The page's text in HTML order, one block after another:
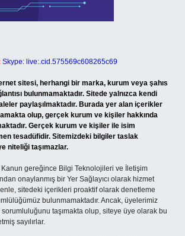
Skype: live:.cid.575569c608265c69
sitesi, herhangi bir marka, kurum veya şahıs
bulunmamaktadır. Sitede yalnızca kendi
paylaşılmaktadır. Burada yer alan içerikler
olup, gerçek kurum ve kişiler hakkında
Gerçek kurum ve kişiler ile isim
tesadüfidir. Sitemizdeki bilgiler taslak
niteliği taşımazlar.
Kanun gereğince Bilgi Teknolojileri ve İletişim
onaylanmış bir Yer Sağlayıcı olarak hizmet
sitedeki içerikleri proaktif olarak denetleme
bulunmamaktadır. Ancak, üyelerimiz
sorumluluğunu taşımakta olup, siteye üye olarak bu
sayılırlar.